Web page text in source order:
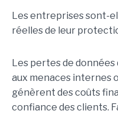
Les entreprises sont-
réelles de leur
Les pertes de données
aux menaces internes
génèrent des coûts
confiance des clients.